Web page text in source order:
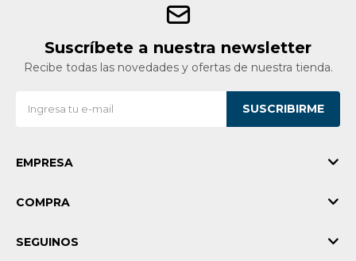
Suscríbete a nuestra newsletter
Recibe todas las novedades y ofertas de nuestra tienda.
SUSCRIBIRME
EMPRESA
COMPRA
SEGUINOS